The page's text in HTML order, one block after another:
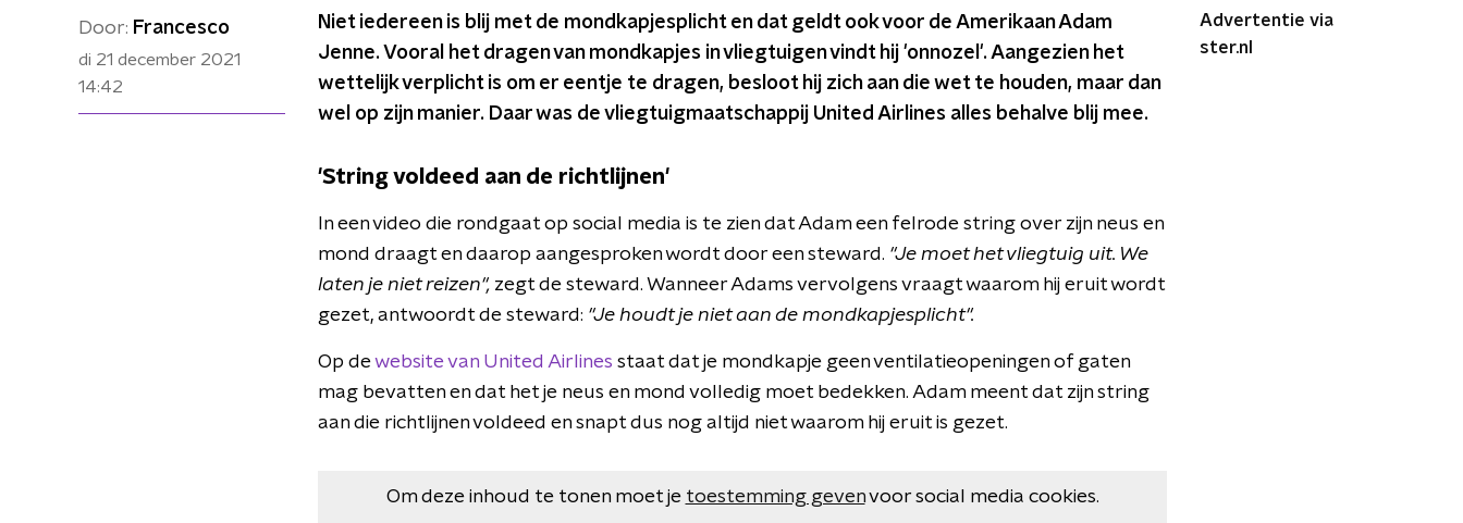
Door: Francesco
di 21 december 2021
14:42
Niet iedereen is blij met de mondkapjesplicht en dat geldt ook voor de Amerikaan Adam
Jenne. Vooral het dragen van mondkapjes in vliegtuigen vindt hij 'onnozel'. Aangezien het
wettelijk verplicht is om er eentje te dragen, besloot hij zich aan die wet te houden, maar dan
wel op zijn manier. Daar was de vliegtuigmaatschappij United Airlines alles behalve blij mee.
'String voldeed aan de richtlijnen'
In een video die rondgaat op social media is te zien dat Adam een felrode string over zijn neus en
mond draagt en daarop aangesproken wordt door een steward. "Je moet het vliegtuig uit. We
laten je niet reizen", zegt de steward. Wanneer Adams vervolgens vraagt waarom hij eruit wordt
gezet, antwoordt de steward: "Je houdt je niet aan de mondkapjesplicht".
Op dewebsite van United Airlines staat dat je mondkapje geen ventilatieopeningen of gaten
mag bevatten en dat het je neus en mond volledig moet bedekken. Adam meent dat zijn string
aan die richtlijnen voldeed en snapt dus nog altijd niet waarom hij eruit is gezet.
Om deze inhoud te tonen moet je toestemming gevenvoor social media cookies.
Advertentie via
ster.nl